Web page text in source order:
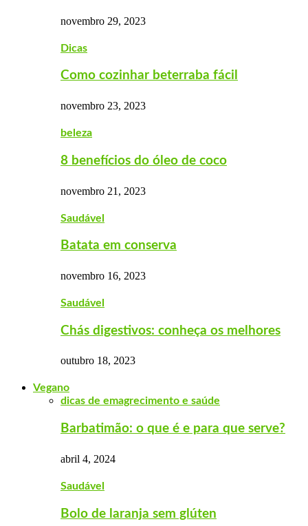
novembro 29, 2023
Dicas
Como cozinhar beterraba fácil
novembro 23, 2023
beleza
8 benefícios do óleo de coco
novembro 21, 2023
Saudável
Batata em conserva
novembro 16, 2023
Saudável
Chás digestivos: conheça os melhores
outubro 18, 2023
Vegano
dicas de emagrecimento e saúde
Barbatimão: o que é e para que serve?
abril 4, 2024
Saudável
Bolo de laranja sem glúten